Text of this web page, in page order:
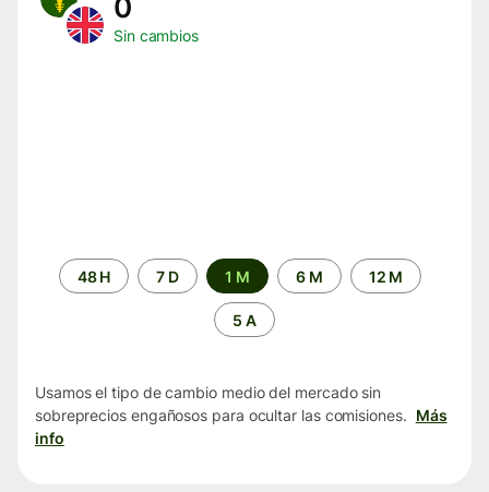
Sin cambios
Periodo48 H 7 D 1 M 6 M 12 M
5 A
Usamos el tipo de cambio medio del mercado sin
sobreprecios engañosos para ocultar las comisiones. Más
info